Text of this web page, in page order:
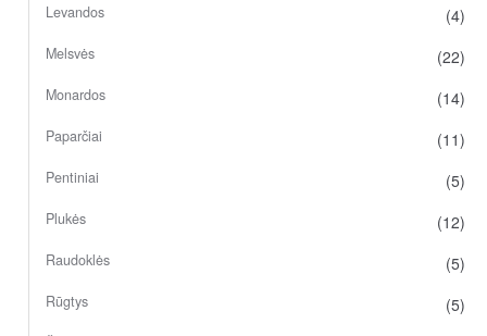
Levandos (4)
Melsvės (22)
Monardos (14)
Paparčiai (11)
Pentiniai (5)
Plukės (12)
Raudoklės (5)
Rūgtys (5)